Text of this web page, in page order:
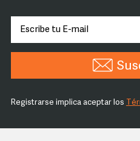
Registrarse implica aceptar los